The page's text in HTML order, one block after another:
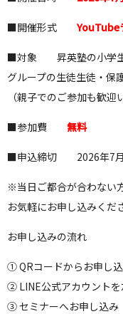
■開催形式 YouTube
■対象 昇英塾の小学生
グループの生徒生徒・保護
（親子でのご参加も歓迎
■参加費 無料
■申込締切 2026年7月
※当日ご都合が合わない
お気軽にお申し込みくだ
お申し込みの流れ
① QRコードからお申し
② LINE公式アカウント
③ セミナーへお申し込み